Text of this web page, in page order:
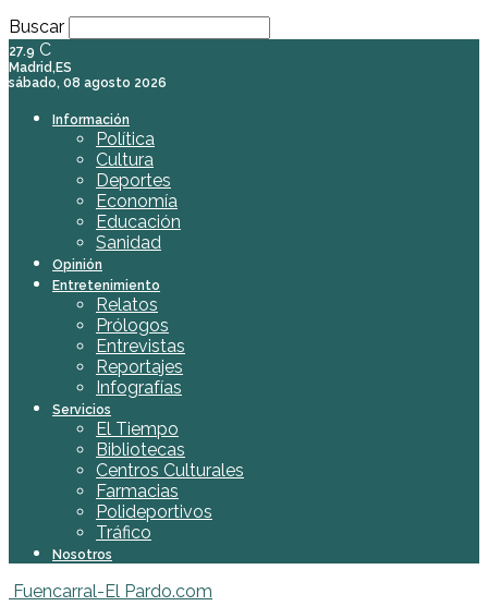
Buscar
27.9 C
Madrid,ES
sábado, 08 agosto 2026
Información
Política
Cultura
Deportes
Economía
Educación
Sanidad
Opinión
Entretenimiento
Relatos
Prólogos
Entrevistas
Reportajes
Infografías
Servicios
El Tiempo
Bibliotecas
Centros Culturales
Farmacias
Polideportivos
Tráfico
Nosotros
Fuencarral-El Pardo.com